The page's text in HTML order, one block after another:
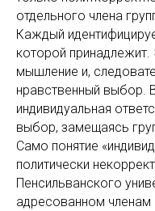
отдельного члена
Каждый
которой принадлежит.
мышление и,
нравственный выбор.
индивидуальная
выбор, замещаясь
Само понятие
политически
Пенсильванского
адресованном